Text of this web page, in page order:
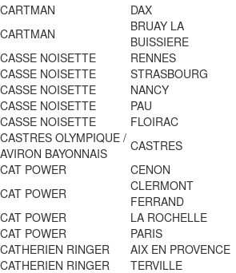
CARTMAN
DAX
CARTMAN
BRUAY LA
BUISSIERE
CASSE NOISETTE
RENNES
CASSE NOISETTE
STRASBOURG
CASSE NOISETTE
NANCY
CASSE NOISETTE
PAU
CASSE NOISETTE
FLOIRAC
CASTRES OLYMPIQUE /
AVIRON BAYONNAIS
CASTRES
CAT POWER
CENON
CAT POWER
CLERMONT
FERRAND
CAT POWER
LA ROCHELLE
CAT POWER
PARIS
CATHERIEN RINGER
AIX EN PROVENCE
CATHERIEN RINGER
TERVILLE